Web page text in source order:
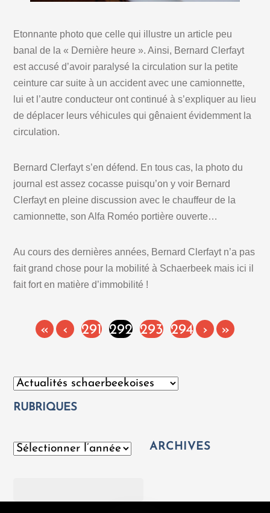
Etonnante photo que celle qui illustre un article peu
banal de la « Dernière heure ». Ainsi, Bernard Clerfayt
est accusé d’avoir paralysé la circulation sur la petite
ceinture car suite à un accident avec une camionnette,
lui et l’autre conducteur ont continué à s’expliquer au lieu
de déplacer leurs véhicules qui gênaient évidemment la
circulation.
Bernard Clerfayt s’en défend. En tous cas, la photo du
journal est assez cocasse puisqu’on y voir Bernard
Clerfayt en pleine discussion avec le chauffeur de la
camionnette, son Alfa Roméo portière ouverte…
Au cours des dernières années, Bernard Clerfayt n’a pas
fait grand chose pour la mobilité à Schaerbeek mais ici il
fait fort en matière d’immobilité !
« ‹ 291 292 293 294 › »
Catégories
RUBRIQUES
Archives ARCHIVES